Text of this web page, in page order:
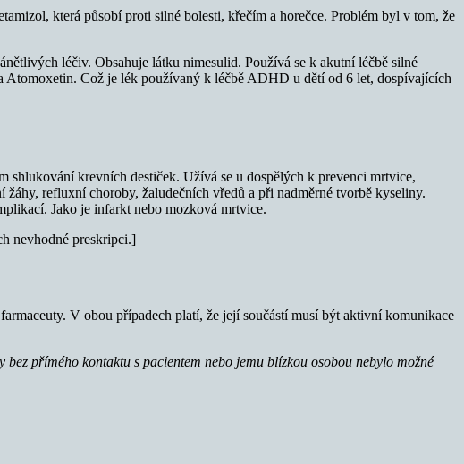
která působí proti silné bolesti, křečím a horečce. Problém byl v tom, že
léčiv. Obsahuje látku nimesulid. Používá se k akutní léčbě silné
Atomoxetin. Což je lék používaný k léčbě ADHD u dětí od 6 let, dospívajících
shlukování krevních destiček. Užívá se u dospělých k prevenci mrtvice,
refluxní choroby, žaludečních vředů a při nadměrné tvorbě kyseliny.
Jako je infarkt nebo mozková mrtvice.
nevhodné preskripci.]
V obou případech platí, že její součástí musí být aktivní komunikace
bez přímého kontaktu s pacientem nebo jemu blízkou osobou nebylo možné